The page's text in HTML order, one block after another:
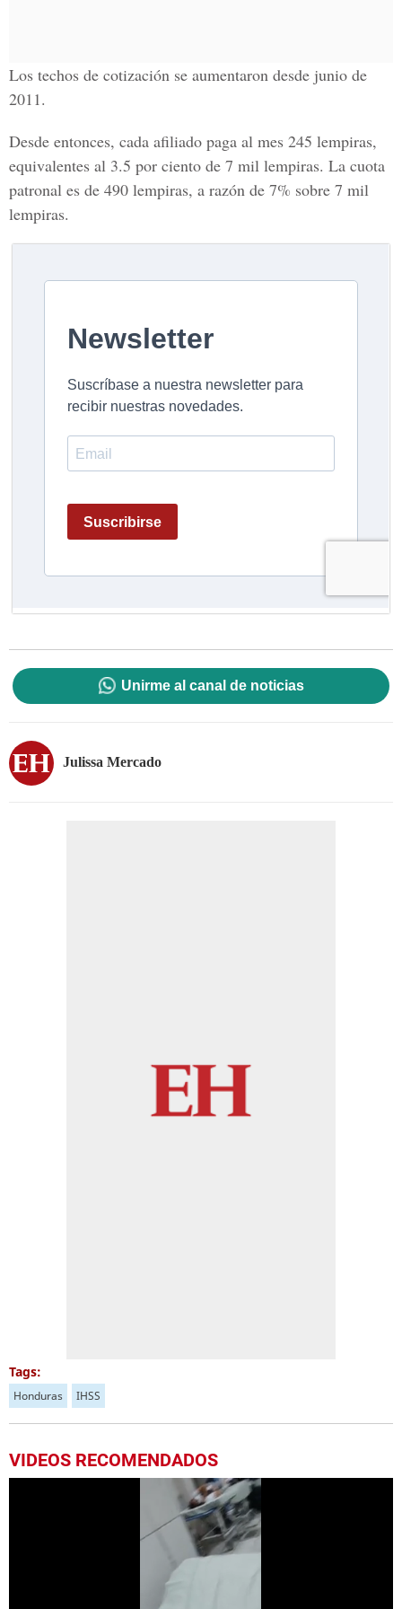
Los techos de cotización se aumentaron desde junio de
2011.
Desde entonces, cada afiliado paga al mes 245 lempiras,
equivalentes al 3.5 por ciento de 7 mil lempiras. La cuota
patronal es de 490 lempiras, a razón de 7% sobre 7 mil
lempiras.
Unirme al canal de noticias
Julissa Mercado
Tags:
Honduras IHSS
VIDEOS RECOMENDADOS